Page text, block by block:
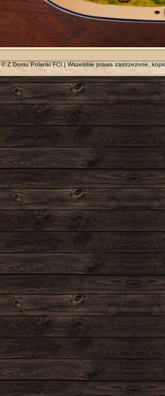
© Z Domu Polanki FCI | Wszelskie prawa zastrzeżone,